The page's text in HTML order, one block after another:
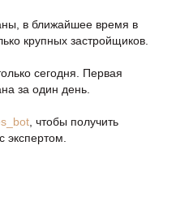
в ближайшее время в
крупных застройщиков.
сегодня. Первая
за один день.
, чтобы получить
экспертом.